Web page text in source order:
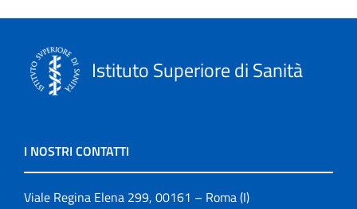
Istituto Superiore di Sanità
I NOSTRI CONTATTI
Viale Regina Elena 299, 00161 – Roma (I)